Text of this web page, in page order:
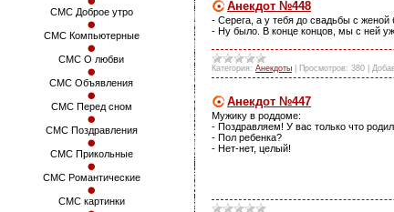
СМС Доброе утро
СМС Компьютерные
СМС О любви
СМС Объявления
СМС Перед сном
СМС Поздравления
СМС Прикольные
СМС Романтические
СМС картинки
Анекдот №448
- Серега, а у тебя до свадьбы с
- Ну было. В конце концов, мы с ней
Категория: Анекдоты Просмотров: 380
Анекдот №447
Мужику в роддоме:
- Поздравляем! У вас только что
- Пол ребенка?
- Нет-нет, целый!